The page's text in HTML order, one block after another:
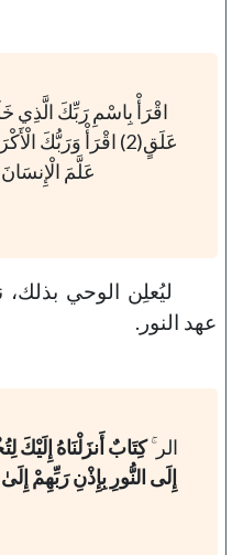
عَلَّمَ الْإِنسَانَ
ليُعلِن الوحي بذلك،
عهد النور.
الر ۚكِتَابٌ أَنزَلْنَاهُ
إِلَى النُّورِ بِإِذْنِ رَبِّهِمْ